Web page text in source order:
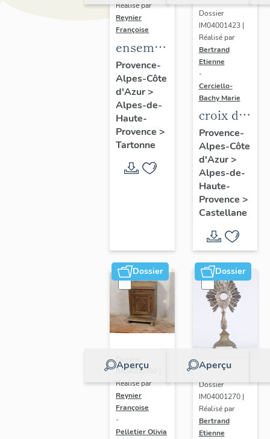
Réalisé par
Reynier
Françoise
ensemble
de 2
statues-
reliquaires
: Sainte
(?), La
Vierge à
l'Enfant
Provence-
Alpes-Côte
d'Azur>
Alpes-de-
Haute-
Provence >
Tartonne
Dossier
IM04001423 |
Réalisé par
Bertrand
Etienne
-
Cerciello-
Bachy Marie
croix de
procession
: Christ
en croix
(N° 2)
Provence-
Alpes-Côte
d'Azur>
Alpes-de-
Haute-
Provence >
Castellane
Dossier
Aperçu
Dossier
IM04000350 |
Réalisé par
Reynier
Françoise
-
Pelletier Olivia
Dossier
Aperçu
Dossier
IM04001270 |
Réalisé par
Bertrand
Etienne